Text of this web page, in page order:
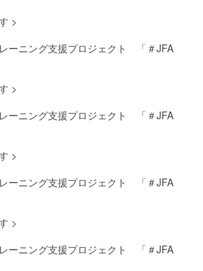
>
ーニング支援プロジェクト 「＃JFA
>
ーニング支援プロジェクト 「＃JFA
>
ーニング支援プロジェクト 「＃JFA
>
ーニング支援プロジェクト 「＃JFA